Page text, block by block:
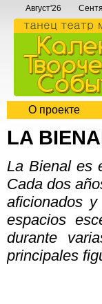
Август'26
О проекте
LA
La Bienal es
Cada dos
aficionados
espacios
durante
principales